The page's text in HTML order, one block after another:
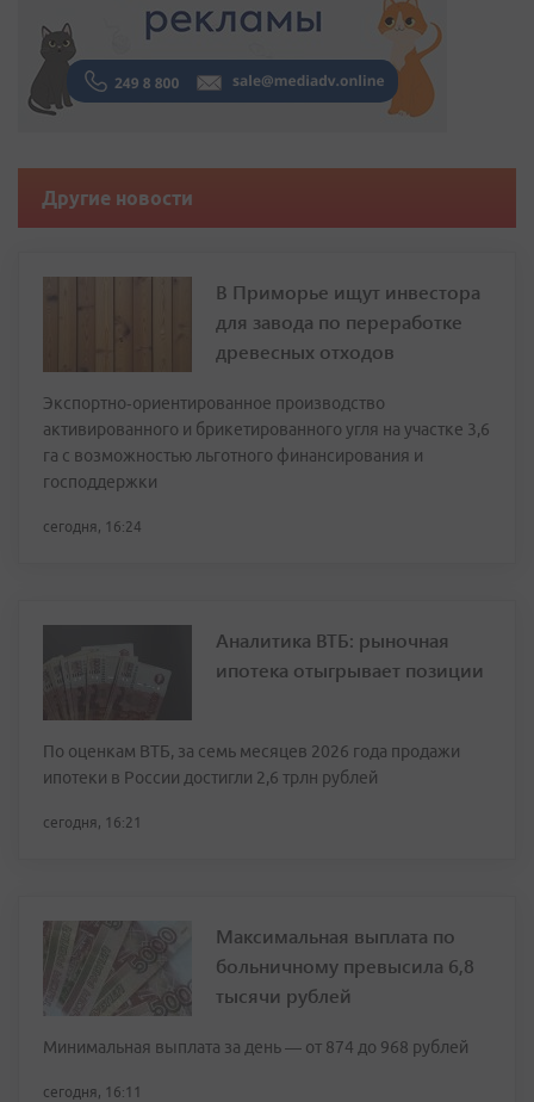
Другие новости
В Приморье ищут инвестора
для завода по переработке
древесных отходов
Экспортно‑ориентированное производство
активированного и брикетированного угля на участке 3,6
га с возможностью льготного финансирования и
господдержки
сегодня, 16:24
Аналитика ВТБ: рыночная
ипотека отыгрывает позиции
По оценкам ВТБ, за семь месяцев 2026 года продажи
ипотеки в России достигли 2,6 трлн рублей
сегодня, 16:21
Максимальная выплата по
больничному превысила 6,8
тысячи рублей
Минимальная выплата за день — от 874 до 968 рублей
сегодня, 16:11